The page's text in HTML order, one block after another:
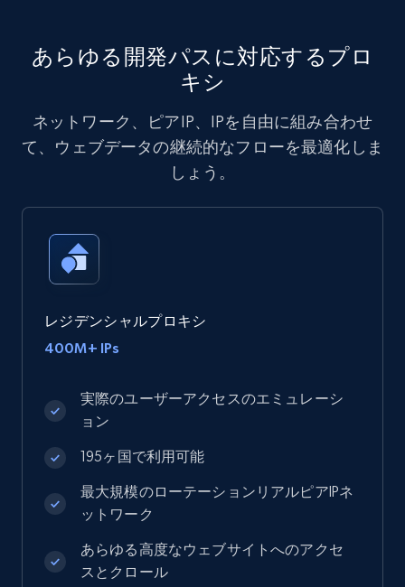
あらゆる開発パスに対応するプロ
キシ
ネットワーク、ピアIP、IPを自由に組み合わせ
て、ウェブデータの継続的なフローを最適化しま
しょう。
レジデンシャルプロキシ
400M+ IPs
実際のユーザーアクセスのエミュレーシ
ョン
195ヶ国で利用可能
最大規模のローテーションリアルピアIPネ
ットワーク
あらゆる高度なウェブサイトへのアクセ
スとクロール